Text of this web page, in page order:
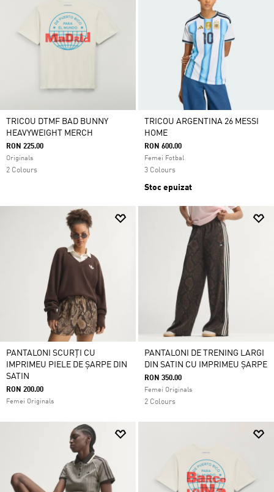
TRICOU DTMF BAD BUNNY
HEAVYWEIGHT MERCH
RON 225.00
Originals
2 Colours
TRICOU ARGENTINA 26 MESSI
HOME
RON 600.00
Femei Fotbal
3 Colours
Stoc epuizat
PANTALONI SCURȚI CU
IMPRIMEU PIELE DE ȘARPE DIN
SATIN
RON 200.00
Femei Originals
PANTALONI DE TRENING LARGI
DIN SATIN CU IMPRIMEU ȘARPE
RON 350.00
Femei Originals
2 Colours